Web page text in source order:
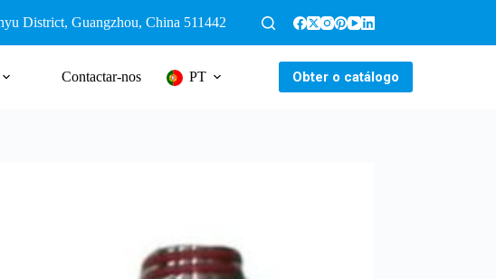
District, Guangzhou, China 511442
Contactar-nos PT Obter o catálogo